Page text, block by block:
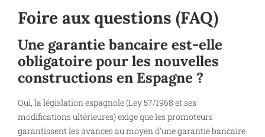
Foire aux questions (FAQ)
Une garantie bancaire est-elle
obligatoire pour les nouvelles
constructions en Espagne ?
Oui, la législation espagnole (Ley 57/1968 et ses
modifications ultérieures) exige que les promoteurs
garantissent les avances au moyen d'une garantie bancaire